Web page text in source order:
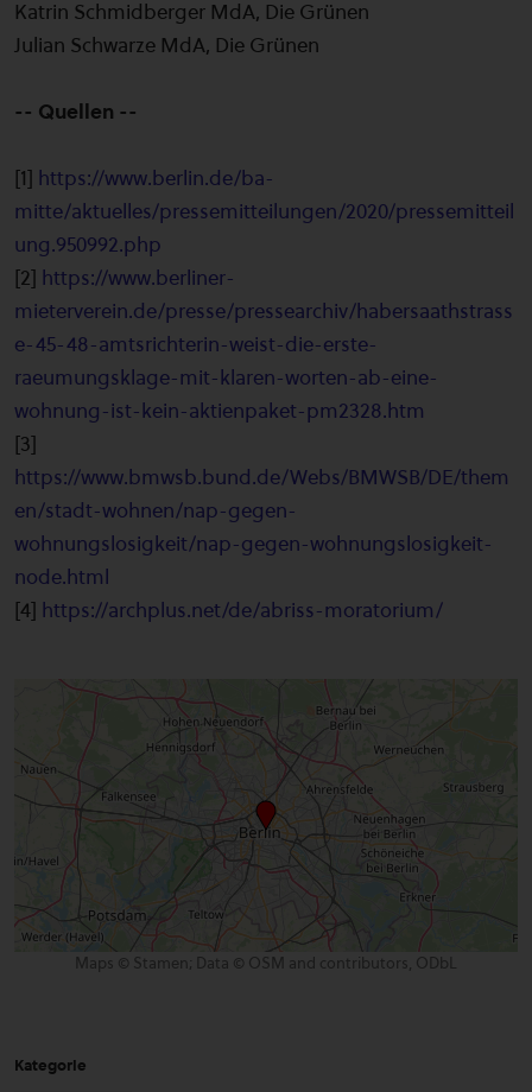
Katrin Schmidberger MdA, Die Grünen
Julian Schwarze MdA, Die Grünen
-- Quellen --
[1] https://www.berlin.de/ba-
mitte/aktuelles/pressemitteilungen/2020/pressemitteil
ung.950992.php
[2] https://www.berliner-
mieterverein.de/presse/pressearchiv/habersaathstrass
e-45-48-amtsrichterin-weist-die-erste-
raeumungsklage-mit-klaren-worten-ab-eine-
wohnung-ist-kein-aktienpaket-pm2328.htm
[3]
https://www.bmwsb.bund.de/Webs/BMWSB/DE/them
en/stadt-wohnen/nap-gegen-
wohnungslosigkeit/nap-gegen-wohnungslosigkeit-
node.html
[4] https://archplus.net/de/abriss-moratorium/
Maps © Stamen; Data © OSM and contributors, ODbL
Kategorie